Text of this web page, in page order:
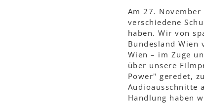
Am 27. November
verschiedene
haben. Wir von
Bundesland Wien
Wien – im Zuge
über unsere
Power" geredet,
Audioausschnitte
Handlung haben